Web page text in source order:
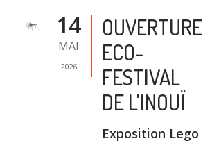
14
MAI
2026
OUVERTURE
ECO-
FESTIVAL
DE L'INOUÏ
Exposition Lego